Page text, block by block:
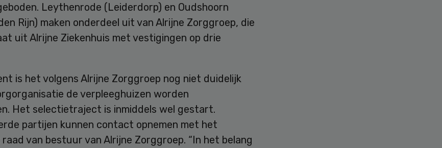
Leythenrode (Leiderdorp) en Oudshoorn
Rijn) maken onderdeel uit van Alrijne Zorggroep, die
uit Alrijne Ziekenhuis met vestigingen op drie
is het volgens Alrijne Zorggroep nog niet duidelijk
de verpleeghuizen worden
Het selectietraject is inmiddels wel gestart.
partijen kunnen contact opnemen met het
van bestuur van Alrijne Zorggroep. “In het belang